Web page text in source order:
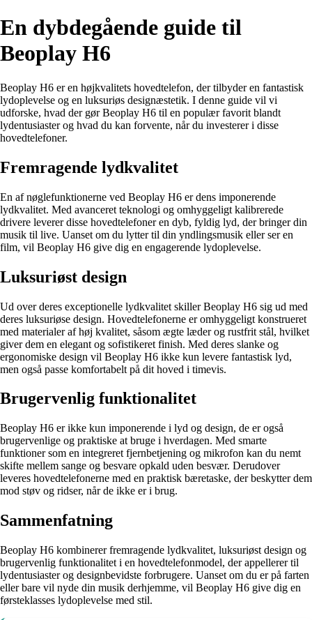
En dybdegående guide til
Beoplay H6
Beoplay H6 er en højkvalitets hovedtelefon, der tilbyder en fantastisk
lydoplevelse og en luksuriøs designæstetik. I denne guide vil vi
udforske, hvad der gør Beoplay H6 til en populær favorit blandt
lydentusiaster og hvad du kan forvente, når du investerer i disse
hovedtelefoner.
Fremragende lydkvalitet
En af nøglefunktionerne ved Beoplay H6 er dens imponerende
lydkvalitet. Med avanceret teknologi og omhyggeligt kalibrerede
drivere leverer disse hovedtelefoner en dyb, fyldig lyd, der bringer din
musik til live. Uanset om du lytter til din yndlingsmusik eller ser en
film, vil Beoplay H6 give dig en engagerende lydoplevelse.
Luksuriøst design
Ud over deres exceptionelle lydkvalitet skiller Beoplay H6 sig ud med
deres luksuriøse design. Hovedtelefonerne er omhyggeligt konstrueret
med materialer af høj kvalitet, såsom ægte læder og rustfrit stål, hvilket
giver dem en elegant og sofistikeret finish. Med deres slanke og
ergonomiske design vil Beoplay H6 ikke kun levere fantastisk lyd,
men også passe komfortabelt på dit hoved i timevis.
Brugervenlig funktionalitet
Beoplay H6 er ikke kun imponerende i lyd og design, de er også
brugervenlige og praktiske at bruge i hverdagen. Med smarte
funktioner som en integreret fjernbetjening og mikrofon kan du nemt
skifte mellem sange og besvare opkald uden besvær. Derudover
leveres hovedtelefonerne med en praktisk bæretaske, der beskytter dem
mod støv og ridser, når de ikke er i brug.
Sammenfatning
Beoplay H6 kombinerer fremragende lydkvalitet, luksuriøst design og
brugervenlig funktionalitet i en hovedtelefonmodel, der appellerer til
lydentusiaster og designbevidste forbrugere. Uanset om du er på farten
eller bare vil nyde din musik derhjemme, vil Beoplay H6 give dig en
førsteklasses lydoplevelse med stil.